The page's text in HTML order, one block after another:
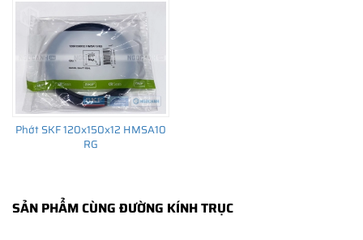
trường thay thế sau đó.
Phớt SKF 120x150x12 HMSA10
RG
SẢN PHẨM CÙNG ĐƯỜNG KÍNH TRỤC